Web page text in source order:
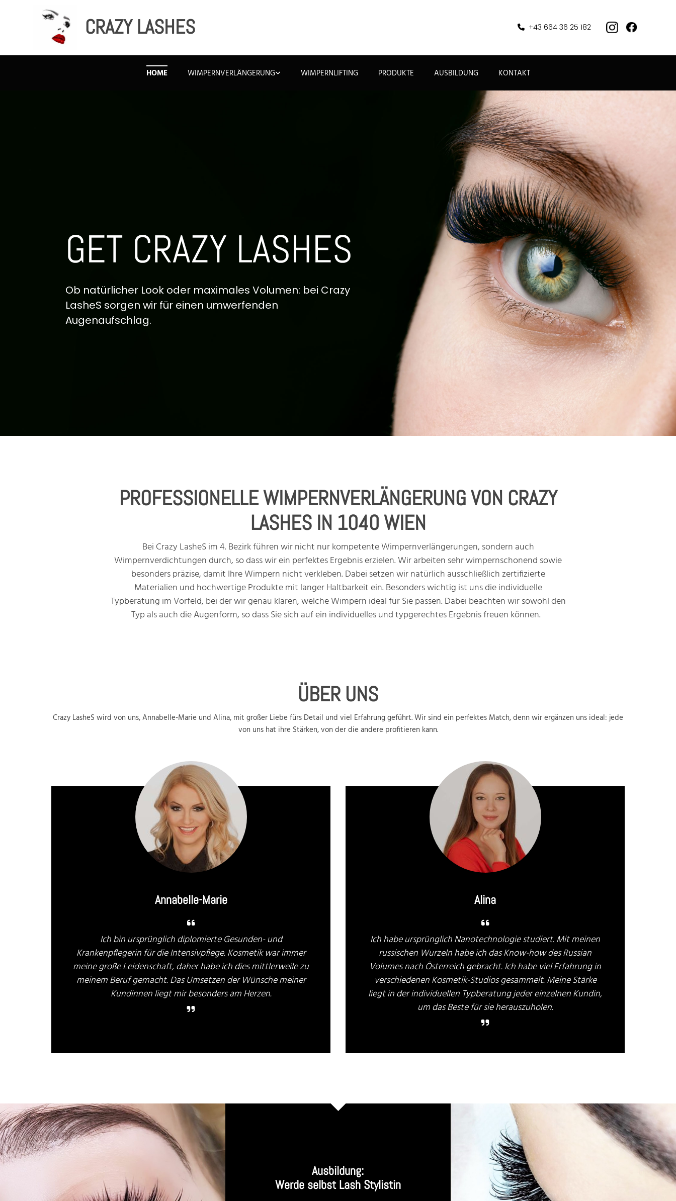
CRAZY LASHES  +43 664 36 25 182
HOME WIMPERNVERLÄNGERUNG WIMPERNLIFTING PRODUKTE AUSBILDUNG KONTAKT
GET CRAZY LASHES
Ob natürlicher Look oder maximales Volumen: bei Crazy
LasheS sorgen wir für einen umwerfenden
Augenaufschlag.
PROFESSIONELLE WIMPERNVERLÄNGERUNG VON CRAZY
LASHES IN 1040 WIEN
Bei Crazy LasheS im 4. Bezirk führen wir nicht nur kompetente Wimpernverlängerungen, sondern auch
Wimpernverdichtungen durch, so dass wir ein perfektes Ergebnis erzielen. Wir arbeiten sehr wimpernschonend sowie
besonders präzise, damit Ihre Wimpern nicht verkleben. Dabei setzen wir natürlich ausschließlich zertifizierte
Materialien und hochwertige Produkte mit langer Haltbarkeit ein. Besonders wichtig ist uns die individuelle
Typberatung im Vorfeld, bei der wir genau klären, welche Wimpern ideal für Sie passen. Dabei beachten wir sowohl den
Typ als auch die Augenform, so dass Sie sich auf ein individuelles und typgerechtes Ergebnis freuen können.
ÜBER UNS
Crazy LasheS wird von uns, Annabelle-Marie und Alina, mit großer Liebe fürs Detail und viel Erfahrung geführt. Wir sind ein perfektes Match, denn wir ergänzen uns ideal: jede
von uns hat ihre Stärken, von der die andere profitieren kann.
Annabelle-Marie

Ich bin ursprünglich diplomierte Gesunden- und
Krankenpflegerin für die Intensivpflege. Kosmetik war immer
meine große Leidenschaft, daher habe ich dies mittlerweile zu
meinem Beruf gemacht. Das Umsetzen der Wünsche meiner
Kundinnen liegt mir besonders am Herzen.

Alina

Ich habe ursprünglich Nanotechnologie studiert. Mit meinen
russischen Wurzeln habe ich das Know-how des Russian
Volumes nach Österreich gebracht. Ich habe viel Erfahrung in
verschiedenen Kosmetik-Studios gesammelt. Meine Stärke
liegt in der individuellen Typberatung jeder einzelnen Kundin,
um das Beste für sie herauszuholen.

Ausbildung:
Werde selbst Lash Stylistin